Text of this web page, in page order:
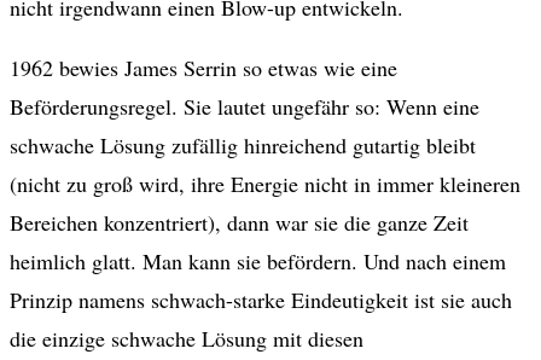
nicht irgendwann einen Blow-up entwickeln.
1962 bewies James Serrin so etwas wie eine
Beförderungsregel. Sie lautet ungefähr so: Wenn eine
schwache Lösung zufällig hinreichend gutartig bleibt
(nicht zu groß wird, ihre Energie nicht in immer kleineren
Bereichen konzentriert), dann war sie die ganze Zeit
heimlich glatt. Man kann sie befördern. Und nach einem
Prinzip namens schwach-starke Eindeutigkeit ist sie auch
die einzige schwache Lösung mit diesen